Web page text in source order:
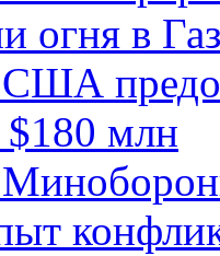
огня в
США
млн